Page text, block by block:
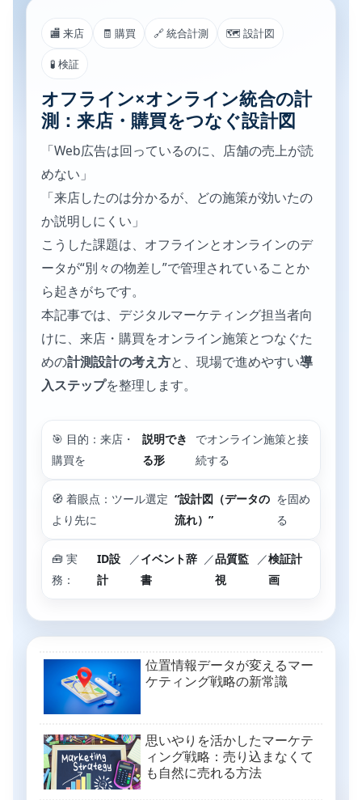
🏬 来店 🧾 購買 🔗 統合計測 🗺 設計図
🧪 検証
オフライン×オンライン統合の計
測：来店・購買をつなぐ設計図
「Web広告は回っているのに、店舗の売上が読
めない」
「来店したのは分かるが、どの施策が効いたの
か説明しにくい」
こうした課題は、オフラインとオンラインのデ
ータが“別々の物差し”で管理されていることか
ら起きがちです。
本記事では、デジタルマーケティング担当者向
けに、来店・購買をオンライン施策とつなぐた
めの計測設計の考え方と、現場で進めやすい導
入ステップを整理します。
🎯 目的：来店・
購買を
説明でき
る形
でオンライン施策と接
続する
🧭 着眼点：ツール選定
より先に
“設計図（データの
流れ）”
を固め
る
🧰 実
務：
ID設
計
／イベント辞
書
／品質監
視
／検証計
画
位置情報データが変えるマー
ケティング戦略の新常識
思いやりを活かしたマーケテ
ィング戦略：売り込まなくて
も自然に売れる方法